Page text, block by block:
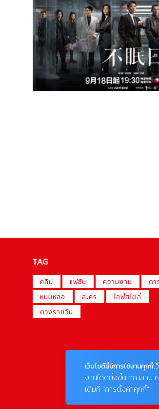
TAG
คลิป แฟชั่น ความงาม
ดา
หนุ่มหล่อ
ละคร
ไลฟ์สไตล์
ดวงรายวัน
เว็บไซต์นี้มีการใช้งานคุกกี้
งานได้ดียิ่งขึ้น คุณสามา
เติมที่ “การตั้งค่าคุกกี้”